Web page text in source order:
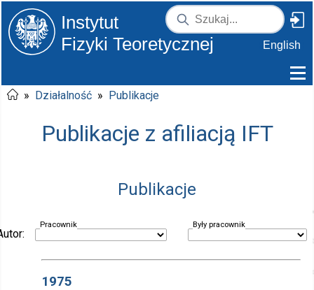
Instytut
Fizyki Teoretycznej
English
» Działalność » Publikacje
Publikacje z afiliacją IFT
Publikacje
Pracownik Były pracownik
1975